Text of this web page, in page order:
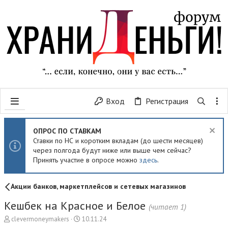
Вход Регистрация
ОПРОС ПО СТАВКАМ
Ставки по НС и коротким вкладам (до шести месяцев)
через полгода будут ниже или выше чем сейчас?
Принять участие в опросе можно здесь.
Акции банков, маркетплейсов и сетевых магазинов
Кешбек на Красное и Белое (читает 1)
А
clevermoneymakers
Д
10.11.24